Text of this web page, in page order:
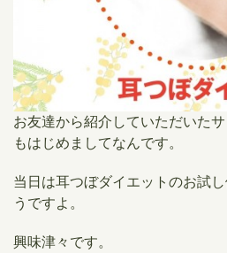
お友達から紹介していただいた
もはじめましてなんです。
当日は耳つぼダイエットのお試
うですよ。
興味津々です。